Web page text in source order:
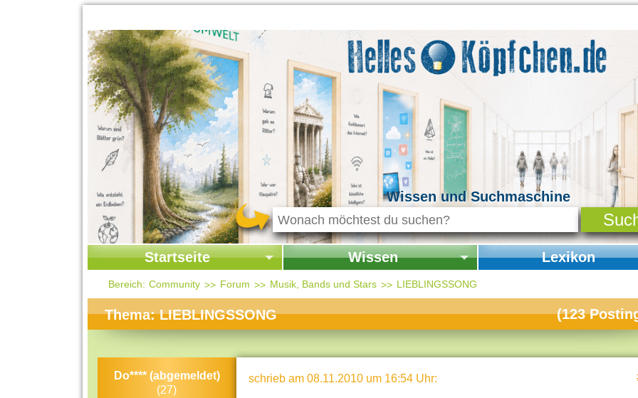
Wissen und Suchmaschine
Startseite
Startseite
Kontakt
Themen-Specials
Häufig gesucht
Beliebte Artikel
Wissen
Startseite Wissen
Kolumne
Mensch & Natur
Gesellschaft & Politik
Lexikon
Bereich: Community Forum Musik, Bands und Stars LIEBLINGSSONG
Thema: LIEBLINGSSONG (123
Do**** (abgemeldet)
(27)
schrieb am 08.11.2010 um 16:54 Uhr: